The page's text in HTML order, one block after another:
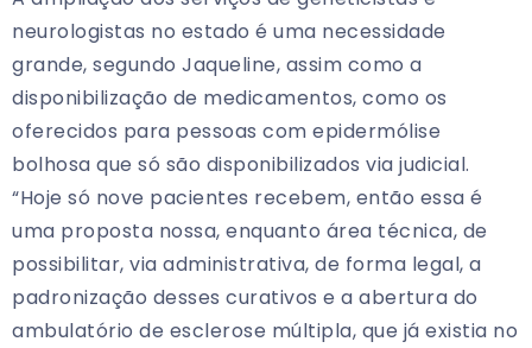
neurologistas no estado é uma necessidade
grande, segundo Jaqueline, assim como a
disponibilização de medicamentos, como os
oferecidos para pessoas com epidermólise
bolhosa que só são disponibilizados via judicial.
“Hoje só nove pacientes recebem, então essa é
uma proposta nossa, enquanto área técnica, de
possibilitar, via administrativa, de forma legal, a
padronização desses curativos e a abertura do
ambulatório de esclerose múltipla, que já existia no